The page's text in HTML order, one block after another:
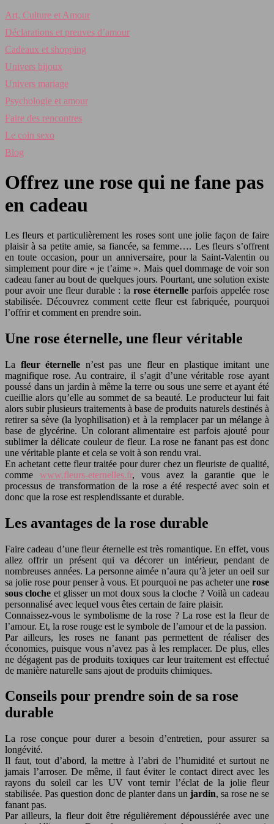
Art, Culture et Amour
Déclarations et preuves d’amour
Cadeaux et shopping
Univers bijoux
Univers mariage
Psychologie et amour
Faire des rencontres
Le coin sexo
Blog
Offrez une rose qui ne fane pas
en cadeau
Les fleurs et particulièrement les roses sont une jolie façon de faire
plaisir à sa petite amie, sa fiancée, sa femme…. Les fleurs s’offrent
en toute occasion, pour un anniversaire, pour la Saint-Valentin ou
simplement pour dire « je t’aime ». Mais quel dommage de voir son
cadeau faner au bout de quelques jours. Pourtant, une solution existe
pour avoir une fleur durable : la rose éternelle parfois appelée rose
stabilisée. Découvrez comment cette fleur est fabriquée, pourquoi
l’offrir et comment en prendre soin.
Une rose éternelle, une fleur véritable
La fleur éternelle n’est pas une fleur en plastique imitant une
magnifique rose. Au contraire, il s’agit d’une véritable rose ayant
poussé dans un jardin à même la terre ou sous une serre et ayant été
cueillie alors qu’elle au sommet de sa beauté. Le producteur lui fait
alors subir plusieurs traitements à base de produits naturels destinés à
retirer sa sève (la lyophilisation) et à la remplacer par un mélange à
base de glycérine. Un colorant alimentaire est parfois ajouté pour
sublimer la délicate couleur de fleur. La rose ne fanant pas est donc
une véritable plante et cela se voit à son rendu vrai.
En achetant cette fleur traitée pour durer chez un fleuriste de qualité,
comme www.fleurs-eternelles.fr, vous avez la garantie que le
processus de transformation de la rose a été respecté avec soin et
donc que la rose est resplendissante et durable.
Les avantages de la rose durable
Faire cadeau d’une fleur éternelle est très romantique. En effet, vous
allez offrir un présent qui va décorer un intérieur, pendant de
nombreuses années. La personne aimée n’aura qu’à jeter un oeil sur
sa jolie rose pour penser à vous. Et pourquoi ne pas acheter une rose
sous cloche et glisser un mot doux sous la cloche ? Voilà un cadeau
personnalisé avec lequel vous êtes certain de faire plaisir.
Connaissez-vous le symbolisme de la rose ? La rose est la fleur de
l’amour. Et, la rose rouge est le symbole de l’amour et de la passion.
Par ailleurs, les roses ne fanant pas permettent de réaliser des
économies, puisque vous n’avez pas à les remplacer. De plus, elles
ne dégagent pas de produits toxiques car leur traitement est effectué
de manière naturelle sans ajout de produits chimiques.
Conseils pour prendre soin de sa rose
durable
La rose conçue pour durer a besoin d’entretien, pour assurer sa
longévité.
Il faut, tout d’abord, la mettre à l’abri de l’humidité et surtout ne
jamais l’arroser. De même, il faut éviter le contact direct avec les
rayons du soleil car les UV vont ternir l’éclat de la jolie fleur
stabilisée. Pas question donc de planter dans un jardin, sa rose ne se
fanant pas.
Par ailleurs, la fleur doit être régulièrement dépoussiérée avec une